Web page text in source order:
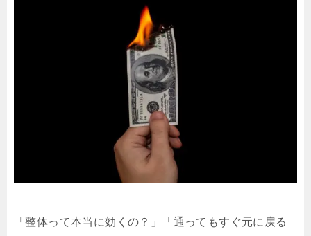
「整体って本当に効くの？」「通ってもすぐ元に戻る